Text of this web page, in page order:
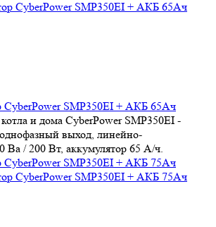
CyberPower SMP350EI + АКБ 65Ач
и дома CyberPower SMP350EI -
выход, линейно-
Ва / 200 Вт, аккумулятор 65 А/ч.
CyberPower SMP350EI + АКБ 75Ач